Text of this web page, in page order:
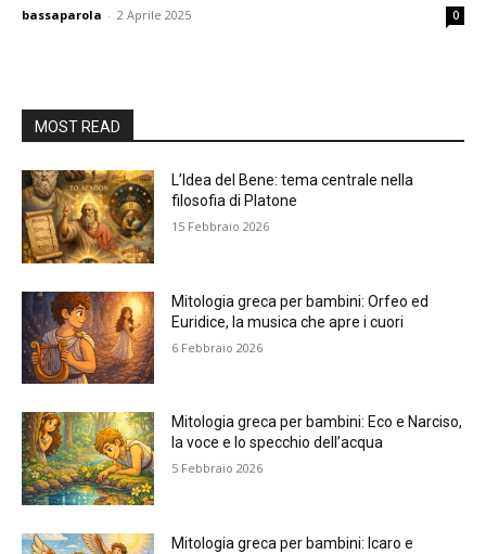
bassaparola - 2 Aprile 2025 0
MOST READ
L’Idea del Bene: tema centrale nella
filosofia di Platone
15 Febbraio 2026
Mitologia greca per bambini: Orfeo ed
Euridice, la musica che apre i cuori
6 Febbraio 2026
Mitologia greca per bambini: Eco e Narciso,
la voce e lo specchio dell’acqua
5 Febbraio 2026
Mitologia greca per bambini: Icaro e